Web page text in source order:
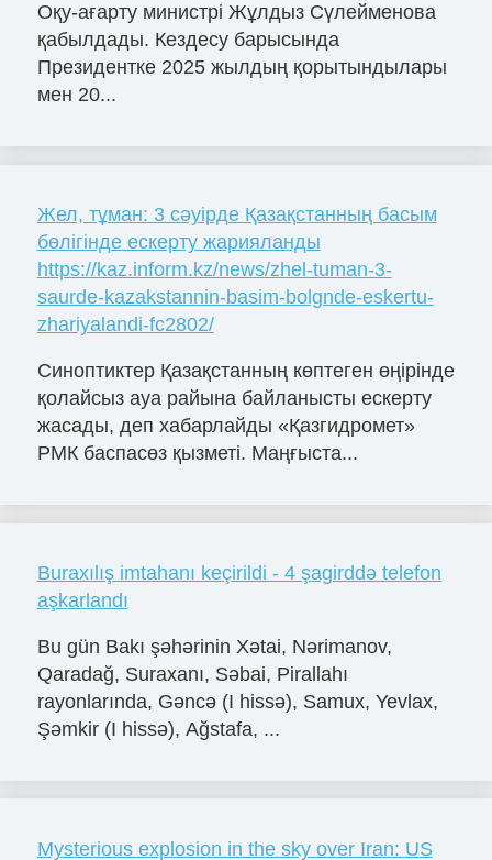
Оқу-ағарту министрі Жұлдыз Сүлейменова
қабылдады. Кездесу барысында
Президентке 2025 жылдың қорытындылары
мен 20...
Жел, тұман: 3 сәуірде Қазақстанның басым
бөлігінде ескерту жарияланды
https://kaz.inform.kz/news/zhel-tuman-3-
saurde-kazakstannin-basim-bolgnde-eskertu-
zhariyalandi-fc2802/
Синоптиктер Қазақстанның көптеген өңірінде
қолайсыз ауа райына байланысты ескерту
жасады, деп хабарлайды «Қазгидромет»
РМК баспасөз қызметі. Маңғыста...
Buraxılış imtahanı keçirildi - 4 şagirddə telefon
aşkarlandı
Bu gün Bakı şəhərinin Xətai, Nərimanov,
Qaradağ, Suraxanı, Səbai, Pirallahı
rayonlarında, Gəncə (I hissə), Samux, Yevlax,
Şəmkir (I hissə), Ağstafa, ...
Mysterious explosion in the sky over Iran: US